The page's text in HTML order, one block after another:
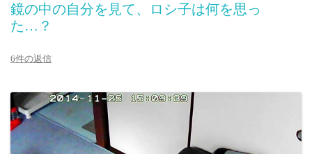
鏡の中の自分を見て、ロシ子は何を思っ
た…？
6件の返信